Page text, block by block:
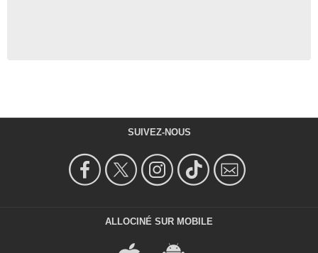
SUIVEZ-NOUS
ALLOCINÉ SUR MOBILE